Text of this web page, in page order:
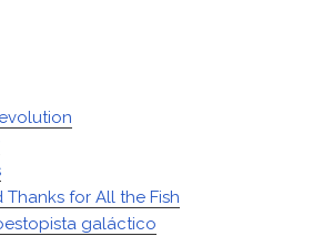
Thanks for All the Fish
galáctico